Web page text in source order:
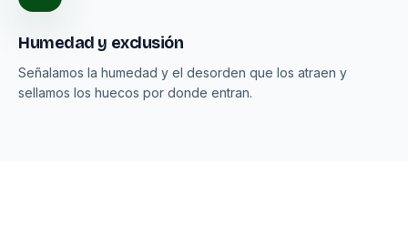
Humedad y exclusión
Señalamos la humedad y el desorden que los atraen y
sellamos los huecos por donde entran.